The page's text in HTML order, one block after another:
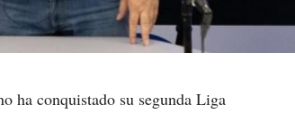
ha conquistado su segunda Liga